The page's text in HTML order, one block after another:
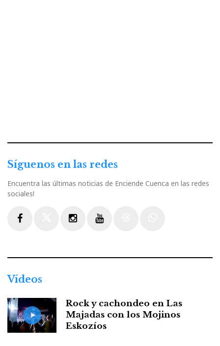
Síguenos en las redes
Encuentra las últimas noticias de Enciende Cuenca en las redes
sociales!
Vídeos
Rock y cachondeo en Las
Majadas con los Mojinos
Eskozíos